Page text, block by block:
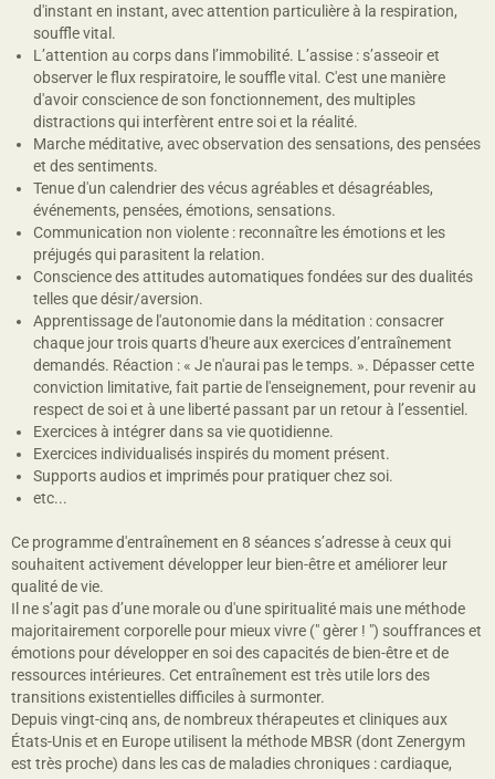
d'instant en instant, avec attention particulière à la respiration,
souffle vital.
L’attention au corps dans l’immobilité. L’assise : s’asseoir et
observer le flux respiratoire, le souffle vital. C'est une manière
d'avoir conscience de son fonctionnement, des multiples
distractions qui interfèrent entre soi et la réalité.
Marche méditative, avec observation des sensations, des pensées
et des sentiments.
Tenue d'un calendrier des vécus agréables et désagréables,
événements, pensées, émotions, sensations.
Communication non violente : reconnaître les émotions et les
préjugés qui parasitent la relation.
Conscience des attitudes automatiques fondées sur des dualités
telles que désir/aversion.
Apprentissage de l'autonomie dans la méditation : consacrer
chaque jour trois quarts d'heure aux exercices d’entraînement
demandés. Réaction : « Je n'aurai pas le temps. ». Dépasser cette
conviction limitative, fait partie de l'enseignement, pour revenir au
respect de soi et à une liberté passant par un retour à l’essentiel.
Exercices à intégrer dans sa vie quotidienne.
Exercices individualisés inspirés du moment présent.
Supports audios et imprimés pour pratiquer chez soi.
etc...
Ce programme d'entraînement en 8 séances s’adresse à ceux qui
souhaitent activement développer leur bien-être et améliorer leur
qualité de vie.
Il ne s’agit pas d’une morale ou d'une spiritualité mais une méthode
majoritairement corporelle pour mieux vivre (" gèrer ! ") souffrances et
émotions pour développer en soi des capacités de bien-être et de
ressources intérieures. Cet entraînement est très utile lors des
transitions existentielles difficiles à surmonter.
Depuis vingt-cinq ans, de nombreux thérapeutes et cliniques aux
États-Unis et en Europe utilisent la méthode MBSR (dont Zenergym
est très proche) dans les cas de maladies chroniques : cardiaque,